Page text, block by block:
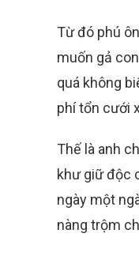
Từ đó phú
muốn gả
quá không
phí tổn cưới
Thế là anh
khư giữ độc
ngày một
nàng trộm